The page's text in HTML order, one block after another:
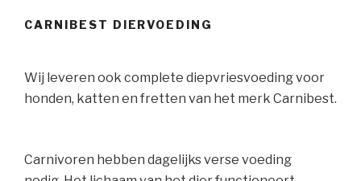
CARNIBEST DIERVOEDING
Wij leveren ook complete diepvriesvoeding voor
honden, katten en fretten van het merk Carnibest.
Carnivoren hebben dagelijks verse voeding